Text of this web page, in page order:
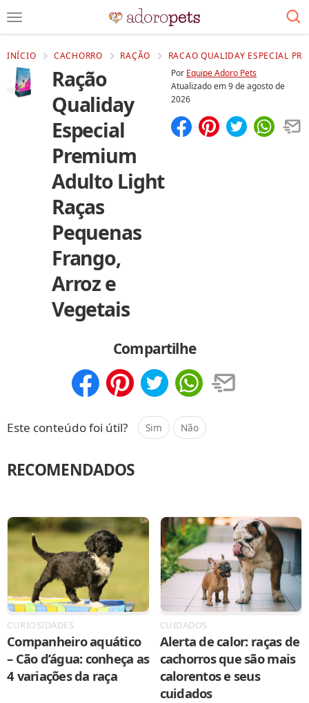
INÍCIO CACHORRO RAÇÃO RACAO QUALIDAY ESPECIAL
Ração
Qualiday
Especial
Premium
Adulto Light
Raças
Pequenas
Frango,
Arroz e
Vegetais
Por Equipe Adoro Pets
Atualizado em9 de agosto de
2026
Compartilhe
Este conteúdo foi útil? Sim Não
RECOMENDADOS
CURIOSIDADES
Companheiro aquático
– Cão d’água: conheça as
4 variações da raça
CUIDADOS
Alerta de calor: raças de
cachorros que são mais
calorentos e seus
cuidados